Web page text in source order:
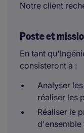
Notre client
Poste et
En tant
consisteront à :
Analyser
réaliser les
Réaliser le
d'ensemble